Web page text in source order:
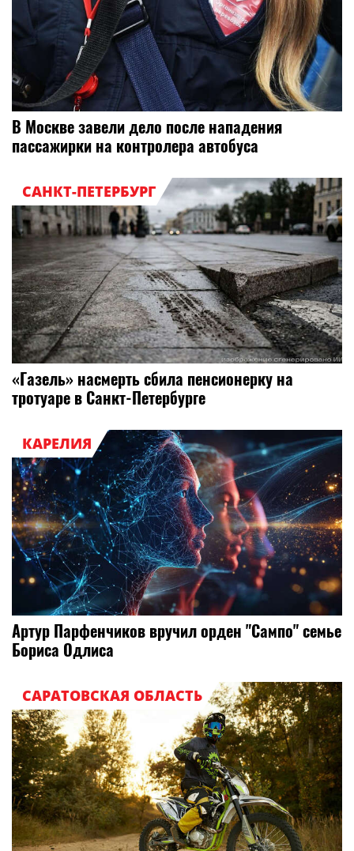
В Москве завели дело после нападения
пассажирки на контролера автобуса
САНКТ-ПЕТЕРБУРГ
«Газель» насмерть сбила пенсионерку на
тротуаре в Санкт-Петербурге
КАРЕЛИЯ
Артур Парфенчиков вручил орден "Сампо" семье
Бориса Одлиса
САРАТОВСКАЯ ОБЛАСТЬ